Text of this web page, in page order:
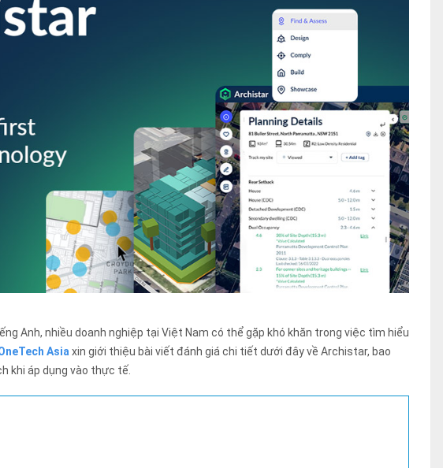
Anh, nhiều doanh nghiệp tại Việt Nam có thể gặp khó khăn trong việc tìm hiểu
Asiaxin giới thiệu bài viết đánh giá chi tiết dưới đây về Archistar, bao
khi áp dụng vào thực tế.
Nếu bạn đồng ý với những điều trên, vui lòng nhấp vào nút "Gửi"
sẽ được gửi đến địa chỉ email bạn đã nhập, vì vậy hãy kiểm tra điều đó.